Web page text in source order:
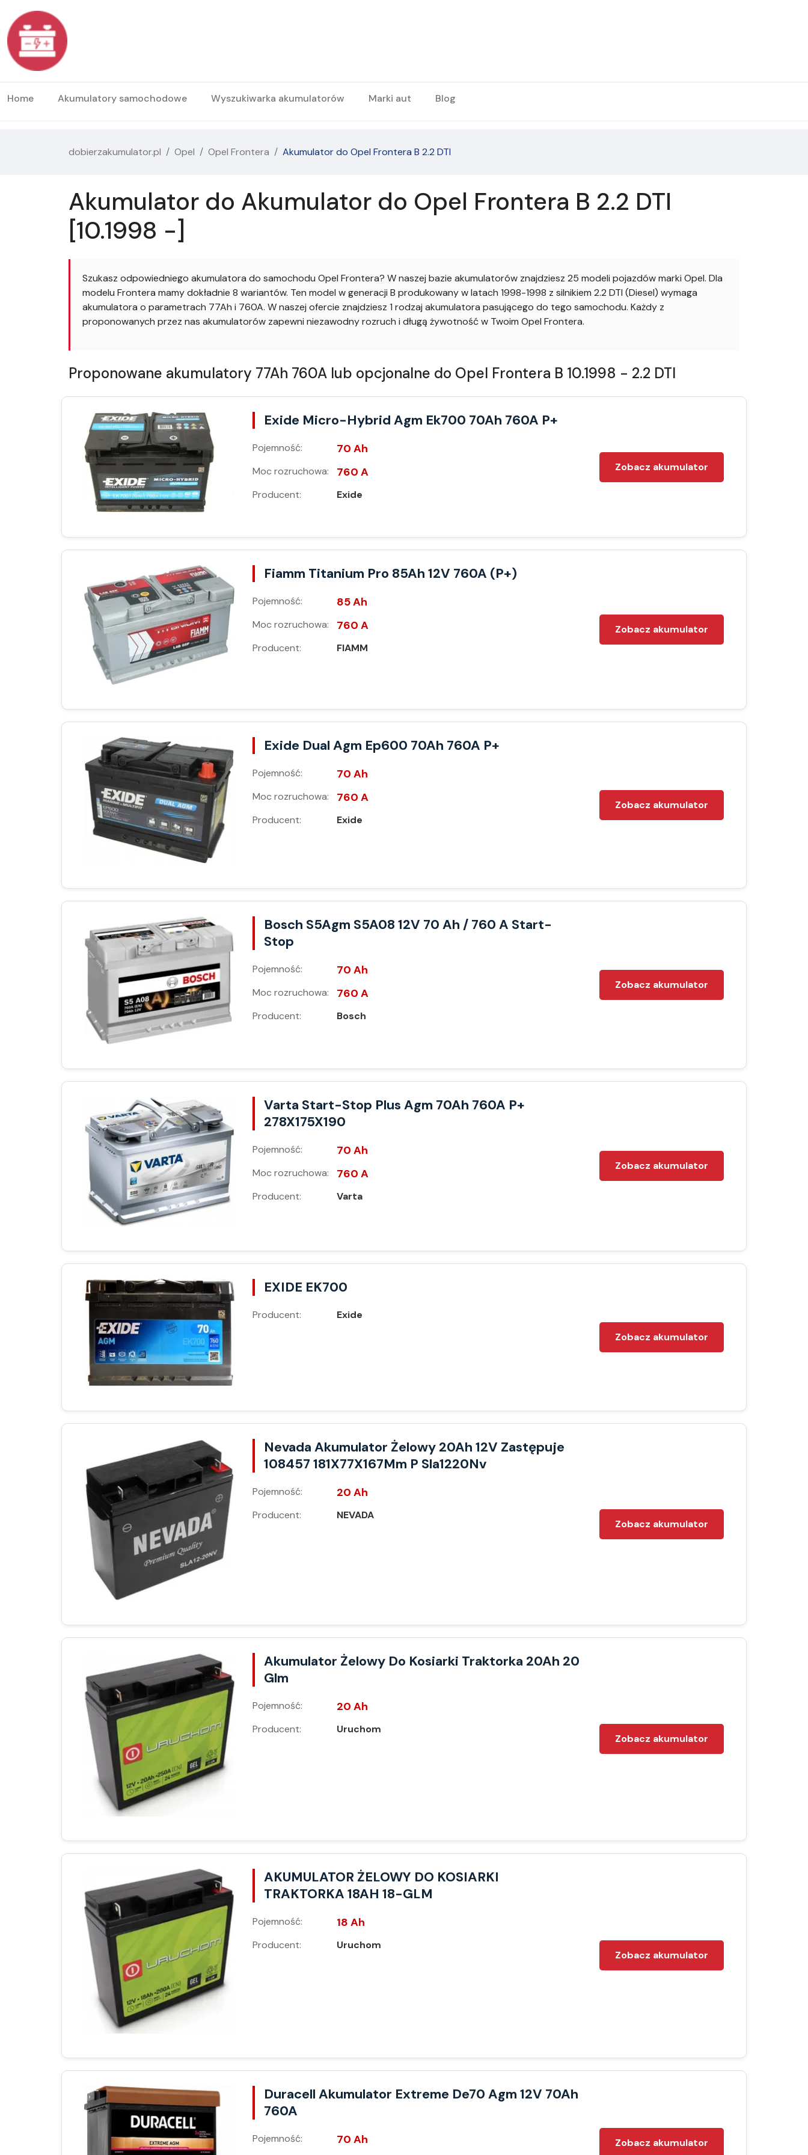
Home Akumulatory samochodowe Wyszukiwarka akumulatorów Marki aut Blog
dobierzakumulator.pl Opel Opel Frontera Akumulator do Opel Frontera B 2.2 DTI
Akumulator do Akumulator do Opel Frontera B 2.2 DTI
[10.1998 -]
Szukasz odpowiedniego akumulatora do samochodu Opel Frontera? W naszej bazie akumulatorów znajdziesz 25 modeli pojazdów marki Opel. Dla
modelu Frontera mamy dokładnie 8 wariantów. Ten model w generacji B produkowany w latach 1998-1998 z silnikiem 2.2 DTI (Diesel) wymaga
akumulatora o parametrach 77Ah i 760A. W naszej ofercie znajdziesz 1 rodzaj akumulatora pasującego do tego samochodu. Każdy z
proponowanych przez nas akumulatorów zapewni niezawodny rozruch i długą żywotność w Twoim Opel Frontera.
Proponowane akumulatory 77Ah 760A lub opcjonalne do Opel Frontera B 10.1998 - 2.2 DTI
Exide Micro-Hybrid Agm Ek700 70Ah 760A P+
Pojemność: 70 Ah
Moc rozruchowa: 760 A
Producent: Exide
Zobacz akumulator
Fiamm Titanium Pro 85Ah 12V 760A (P+)
Pojemność: 85 Ah
Moc rozruchowa: 760 A
Producent: FIAMM
Zobacz akumulator
Exide Dual Agm Ep600 70Ah 760A P+
Pojemność: 70 Ah
Moc rozruchowa: 760 A
Producent: Exide
Zobacz akumulator
Bosch S5Agm S5A08 12V 70 Ah / 760 A Start-
Stop
Pojemność: 70 Ah
Moc rozruchowa: 760 A
Producent: Bosch
Zobacz akumulator
Varta Start-Stop Plus Agm 70Ah 760A P+
278X175X190
Pojemność: 70 Ah
Moc rozruchowa: 760 A
Producent: Varta
Zobacz akumulator
EXIDE EK700
Producent:
Exide
Zobacz akumulator
Nevada Akumulator Żelowy 20Ah 12V Zastępuje
108457 181X77X167Mm P Sla1220Nv
Pojemność: 20 Ah
Producent: NEVADA
Zobacz akumulator
Akumulator Żelowy Do Kosiarki Traktorka 20Ah 20
Glm
Pojemność: 20 Ah
Producent: Uruchom
Zobacz akumulator
AKUMULATOR ŻELOWY DO KOSIARKI
TRAKTORKA 18AH 18-GLM
Pojemność: 18 Ah
Producent:
Uruchom
Zobacz akumulator
Duracell Akumulator Extreme De70 Agm 12V 70Ah
760A
Pojemność: 70 Ah Zobacz akumulator